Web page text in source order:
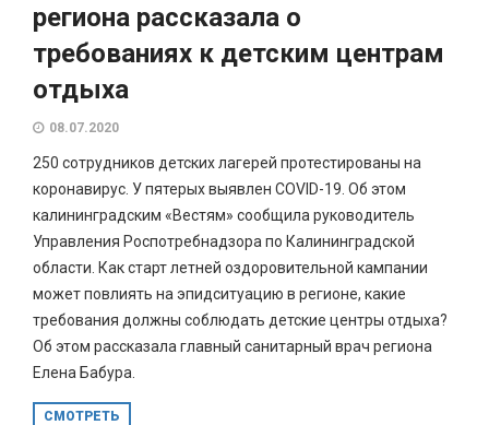
региона рассказала о
требованиях к детским центрам
отдыха
08.07.2020
250 сотрудников детских лагерей протестированы на
коронавирус. У пятерых выявлен COVID-19. Об этом
калининградским «Вестям» сообщила руководитель
Управления Роспотребнадзора по Калининградской
области. Как старт летней оздоровительной кампании
может повлиять на эпидситуацию в регионе, какие
требования должны соблюдать детские центры отдыха?
Об этом рассказала главный санитарный врач региона
Елена Бабура.
СМОТРЕТЬ